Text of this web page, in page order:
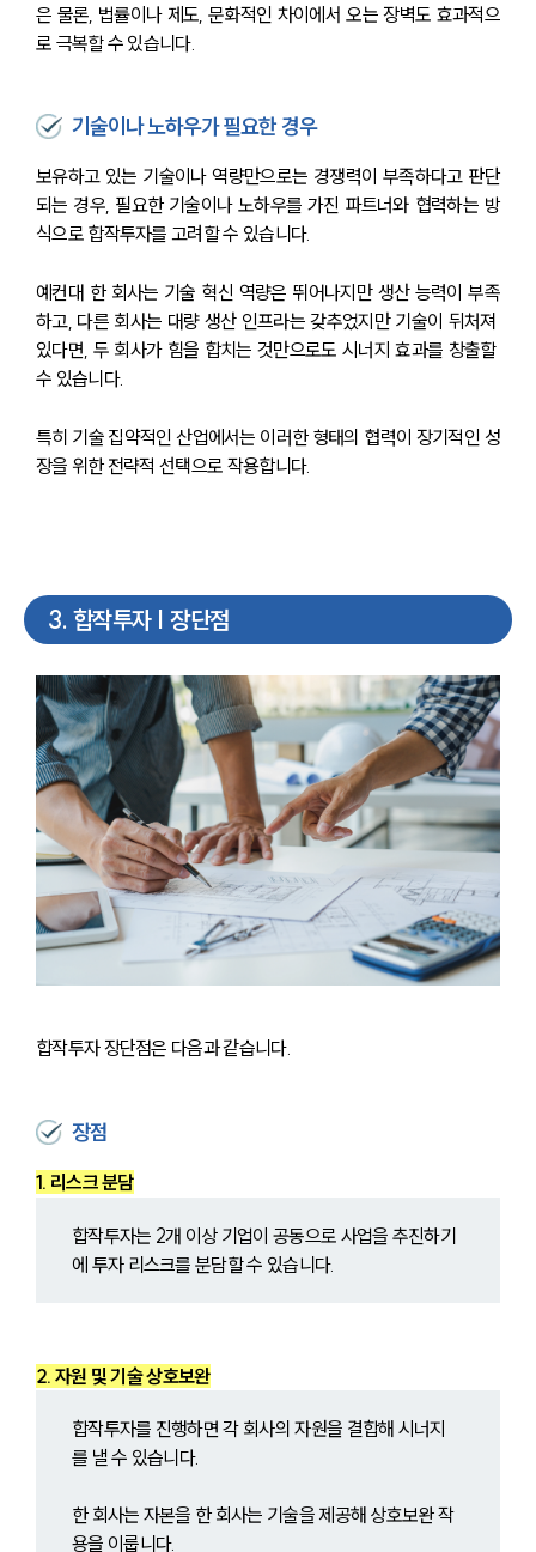
은 물론, 법률이나 제도, 문화적인 차이에서 오는 장벽도 효과적으
로 극복할 수 있습니다.
기술이나 노하우가 필요한 경우
보유하고 있는 기술이나 역량만으로는 경쟁력이 부족하다고 판단
되는 경우, 필요한 기술이나 노하우를 가진 파트너와 협력하는 방
식으로 합작투자를 고려할 수 있습니다.
예컨대 한 회사는 기술 혁신 역량은 뛰어나지만 생산 능력이 부족
하고, 다른 회사는 대량 생산 인프라는 갖추었지만 기술이 뒤처져
있다면, 두 회사가 힘을 합치는 것만으로도 시너지 효과를 창출할
수 있습니다.
특히 기술 집약적인 산업에서는 이러한 형태의 협력이 장기적인 성
장을 위한 전략적 선택으로 작용합니다.
3. 합작투자 | 장단점
합작투자 장단점은 다음과 같습니다.
장점
1. 리스크 분담
합작투자는 2개 이상 기업이 공동으로 사업을 추진하기
에 투자 리스크를 분담할 수 있습니다.
2. 자원 및 기술 상호보완
합작투자를 진행하면 각 회사의 자원을 결합해 시너지
를 낼 수 있습니다.
한 회사는 자본을 한 회사는 기술을 제공해 상호보완 작
용을 이룹니다.